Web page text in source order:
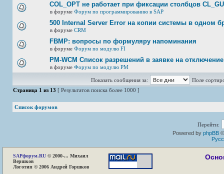
COL_OPT не работает при фиксации столбцов
в форуме Форум по программированию в SAP
500 Internal Server Error на копии системы в одном
в форуме CRM
FBMP: вопросы по формуляру напоминания
в форуме Форум по модулю FI
PM-WCM Список разрешений в заявке на отключение
в форуме Форум по модулю РМ
Показать сообщения за:
Поле
Страница 1 из 13 [ Результатов поиска более 1000 ]
Список форумов
Перейти:
Powered by phpBB
SAPфорум.RU © 2000-... Михаил
Вершков
Логотип © 2006 Андрей Горшков